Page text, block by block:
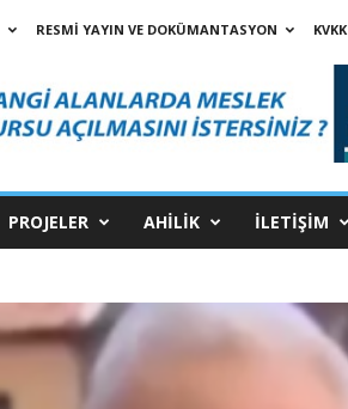
RESMİ YAYIN VE DOKÜMANTASYON
KVKK
PROJELER AHİLİK İLETİŞİM